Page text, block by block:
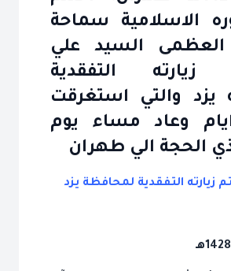
قائد الثوره‎‎‎ الاسلامية سماحة
آية‎‎ الله العظمى‎‎‎ السيد علي
الخامنئي زيارته‎‎‎ التفقدية
خمسه‎ ايام‎‎ وعاد مساء يوم
زيارته التفقدية لمحافظة يزد